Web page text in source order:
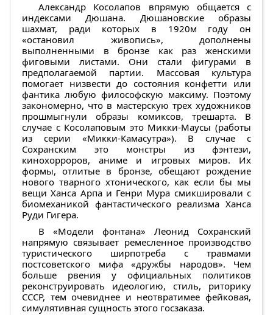
Александр Косолапов впрямую общается с
индексами Дюшана. Дюшановские образы
шахмат, ради которых в 1920м году он
«остановил живопись», дополнены
выполненными в бронзе как раз женскими
фиговыми листами. Они стали фигурами в
предполагаемой партии. Массовая культура
помогает низвести до состояния конфетти или
фантика любую философскую максиму. Поэтому
закономерно, что в мастерскую трех художников
прошмыгнули образы комиксов, трешарта. В
случае с Косолаповым это Микки-Маусы (работы
из серии «Микки-Камасутра»). В случае с
Сохранским это монстры из фэнтези,
кинохорроров, аниме и игровых миров. Их
формы, отлитые в бронзе, обещают рождение
нового тварного хтонического, как если бы мы
вещи Ханса Арпа и Генри Мура смикшировали с
биомеханикой фантастического реализма Ханса
Руди Гигера.
В «Модели фонтана» Леонид Сохранский
напрямую связывает ремесленное производство
туристического ширпотреба с травмами
постсоветского мифа «дружбы народов». Чем
больше рвения у официальных политиков
реконструировать идеологию, стиль, риторику
СССР, тем очевиднее и неотвратимее фейковая,
симулятивная сущность этого госзаказа.